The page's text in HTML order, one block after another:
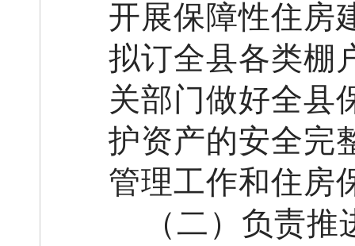
开展保障性住房
拟订全县各类棚
关部门做好全县
护资产的安全完
管理工作和住房
（二 ）负责推